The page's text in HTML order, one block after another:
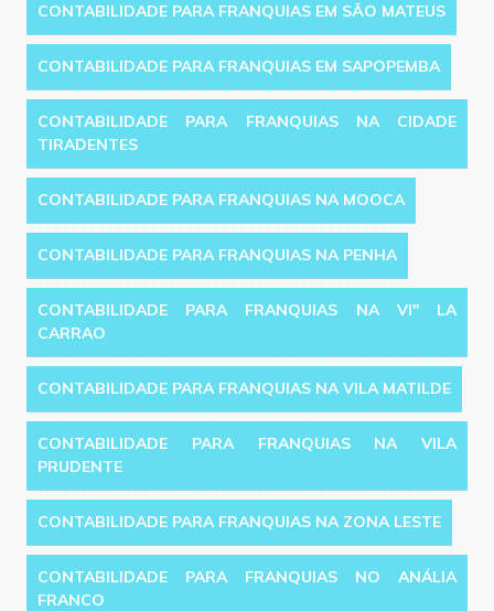
CONTABILIDADE PARA FRANQUIAS EM SÃO MATEUS
CONTABILIDADE PARA FRANQUIAS EM SAPOPEMBA
CONTABILIDADE PARA FRANQUIAS NA CIDADE
TIRADENTES
CONTABILIDADE PARA FRANQUIAS NA MOOCA
CONTABILIDADE PARA FRANQUIAS NA PENHA
CONTABILIDADE PARA FRANQUIAS NA VI'' LA
CARRAO
CONTABILIDADE PARA FRANQUIAS NA VILA MATILDE
CONTABILIDADE PARA FRANQUIAS NA VILA
PRUDENTE
CONTABILIDADE PARA FRANQUIAS NA ZONA LESTE
CONTABILIDADE PARA FRANQUIAS NO ANÁLIA
FRANCO